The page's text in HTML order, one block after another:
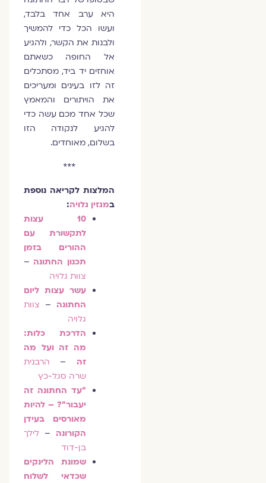
היא ערב אחד בלבד,
ועשו הכל כדי להמשיך
ולבנות את הקשר, ולהגיע
אל החופה כשאתם
אוחזים יד ביד, מסתכלים
זה לזו בעינים ומעריכים
את הויתורים והמאמץ
שכל אחד מכם עשה כדי
להגיע לנקודה הזו
בשלום, מאוחדים.
***
המלצות לקריאה נוספת
מגזין גלויה:
10 עצות
לתקשורת עם
ההורים בזמן
תכנון החתונה–
צוות גלויה
עשר עצות ליום
החתונה–צוות
גלויה
הדרכת כלות:
מה זה ועל מה
זה–
הרבנית
שרה סגל-כץ
"עד החתונה זה
יעבור"? – להיות
מאורסים בעידן
הקורונה–לילך
בן-דוד
שמונת הלינקים
שכדאי לשלוח